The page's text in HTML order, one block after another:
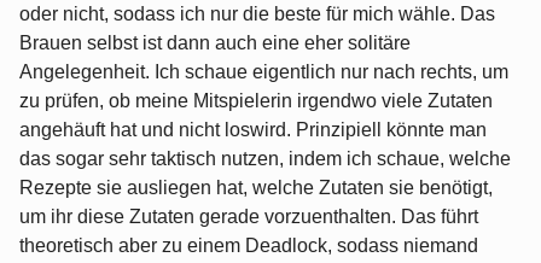
oder nicht, sodass ich nur die beste für mich wähle. Das
Brauen selbst ist dann auch eine eher solitäre
Angelegenheit. Ich schaue eigentlich nur nach rechts, um
zu prüfen, ob meine Mitspielerin irgendwo viele Zutaten
angehäuft hat und nicht loswird. Prinzipiell könnte man
das sogar sehr taktisch nutzen, indem ich schaue, welche
Rezepte sie ausliegen hat, welche Zutaten sie benötigt,
um ihr diese Zutaten gerade vorzuenthalten. Das führt
theoretisch aber zu einem Deadlock, sodass niemand